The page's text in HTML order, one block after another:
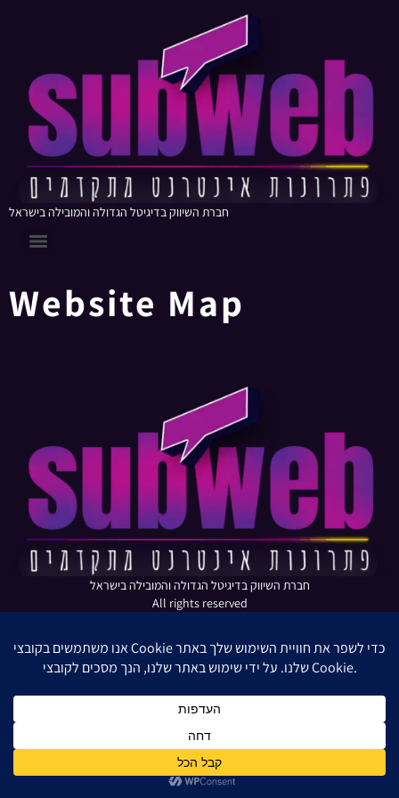
חברת השיווק בדיגיטל הגדולה והמובילה בישראל
Website Map
חברת השיווק בדיגיטל הגדולה והמובילה בישראל
All rights reserved